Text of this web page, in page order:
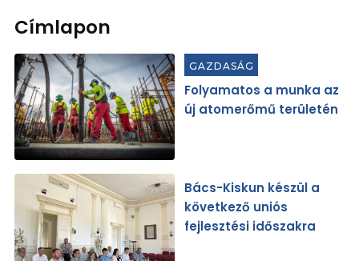
Címlapon
GAZDASÁG
Folyamatos a munka az
új atomerőmű területén
Bács-Kiskun készül a
következő uniós
fejlesztési időszakra